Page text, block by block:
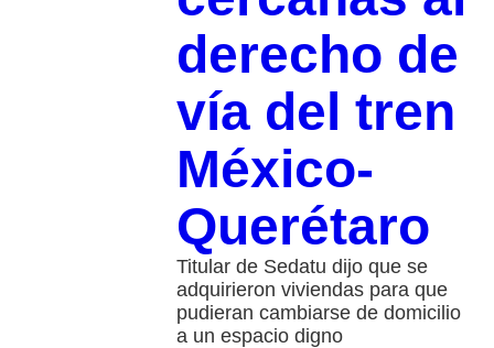
derecho de
vía del tren
México-
Querétaro
Titular de Sedatu dijo que se
adquirieron viviendas para que
pudieran cambiarse de domicilio
a un espacio digno